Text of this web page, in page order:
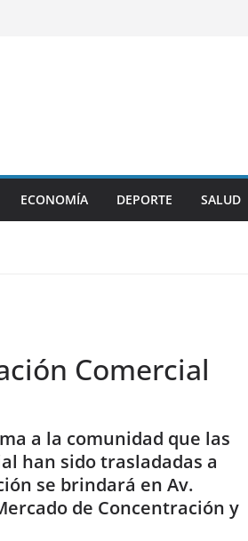
ECONOMÍA DEPORTE SALUD
Comercial
a la comunidad que las
han sido trasladadas a
se brindará en Av.
de Concentración y